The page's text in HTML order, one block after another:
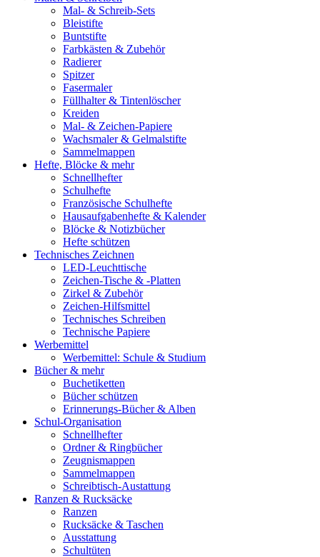
Mal- & Schreib-Sets
Bleistifte
Buntstifte
Farbkästen & Zubehör
Radierer
Spitzer
Fasermaler
Füllhalter & Tintenlöscher
Kreiden
Mal- & Zeichen-Papiere
Wachsmaler & Gelmalstifte
Sammelmappen
Hefte, Blöcke & mehr
Schnellhefter
Schulhefte
Französische Schulhefte
Hausaufgabenhefte & Kalender
Blöcke & Notizbücher
Hefte schützen
Technisches Zeichnen
LED-Leuchttische
Zeichen-Tische & -Platten
Zirkel & Zubehör
Zeichen-Hilfsmittel
Technisches Schreiben
Technische Papiere
Werbemittel
Werbemittel: Schule & Studium
Bücher & mehr
Buchetiketten
Bücher schützen
Erinnerungs-Bücher & Alben
Schul-Organisation
Schnellhefter
Ordner & Ringbücher
Zeugnismappen
Sammelmappen
Schreibtisch-Austattung
Ranzen & Rucksäcke
Ranzen
Rucksäcke & Taschen
Ausstattung
Schultüten